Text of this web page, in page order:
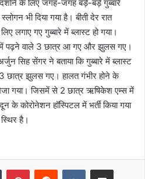
के लिए जगह-जगह बड़े-बड़े गुब्बारे
भी दिया गया है। बीती देर रात
लगाए गए गुब्बारे में ब्लास्ट हो गया।
में पढ़ने वाले 3 छात्र आ गए और झुलस गए।
सिह सेंगर ने बताया कि गुब्बारे में ब्लास्ट
छात्र झुलस गए। हालत गंभीर होने के
गया। जिसमें से 2 छात्र ऋषिकेश एम्स में
के कोरोनेशन हॉस्पिटल में भर्ती किया गया
है।
Tumblr PinterestReddit VKontakteShare via Email